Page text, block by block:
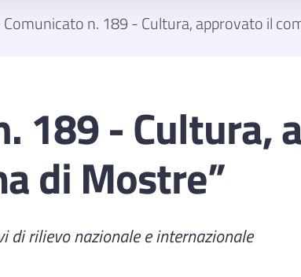
n. 189 - Cultura, approvato il
189 - Cultura,
di Mostre”
di rilievo nazionale e internazionale